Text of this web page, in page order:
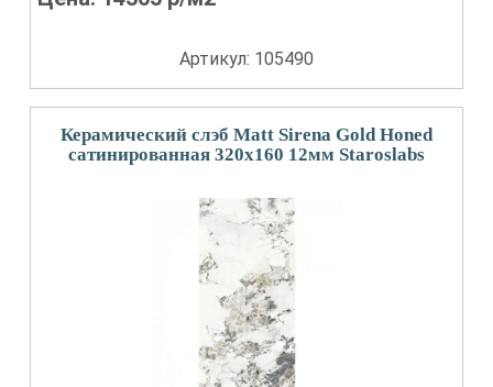
Артикул: 105490
Керамический слэб Matt Sirena Gold Honed
сатинированная 320x160 12мм Staroslabs